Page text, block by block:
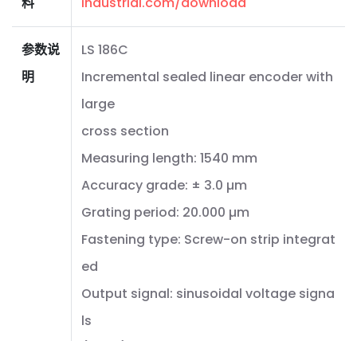
参数说
明
LS 186C
Incremental sealed linear encoder with
large
cross section
Measuring length: 1540 mm
Accuracy grade: ± 3.0 µm
Grating period: 20.000 µm
Fastening type: Screw-on strip integrat
ed
Output signal: sinusoidal voltage signa
ls